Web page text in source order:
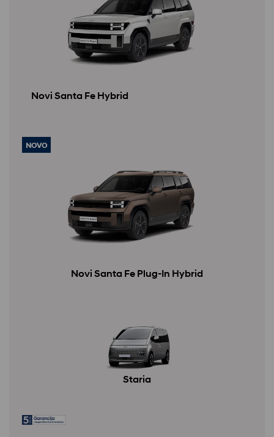
Novi Santa Fe Hybrid
NOVO
Novi Santa Fe Plug-In Hybrid
Staria